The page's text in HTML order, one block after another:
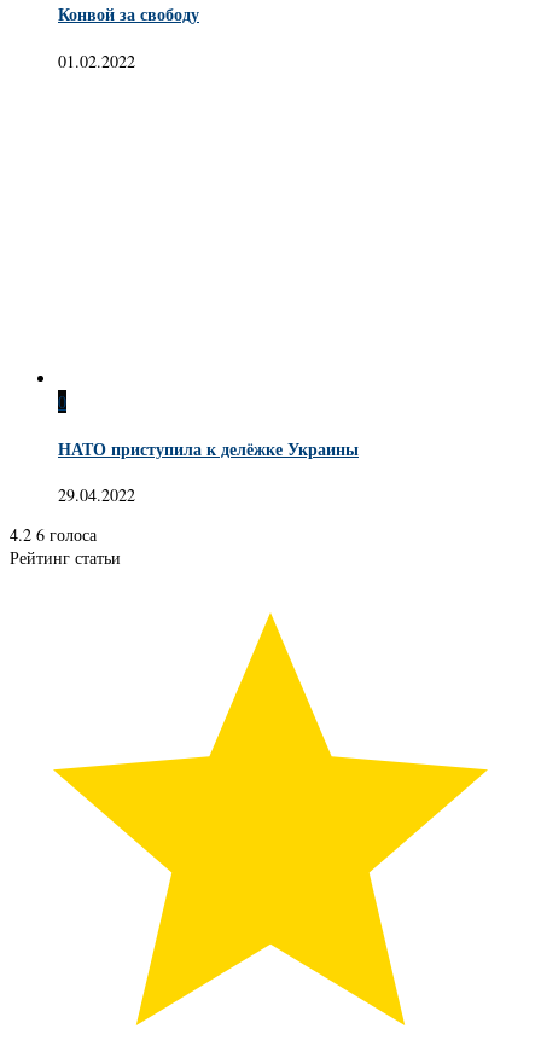
Конвой за свободу
01.02.2022
0
НАТО приступила к делёжке Украины
29.04.2022
4.2 6 голоса
Рейтинг статьи